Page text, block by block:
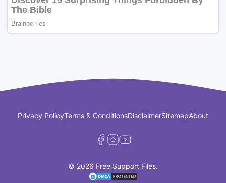
Privacy PolicyTerms & ConditionsDisclaimerSitemapAbout
© 2026 Free Support Files.